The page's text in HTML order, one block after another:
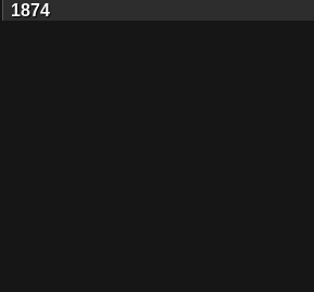
1874